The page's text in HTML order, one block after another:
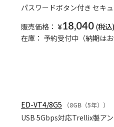
パスワードボタン付き セキ
販売価格： ¥18,040
在庫： 予約受付中（納期は
ED-VT4/8G5 （8GB（5年））
USB 5Gbps対応Trellix製ア